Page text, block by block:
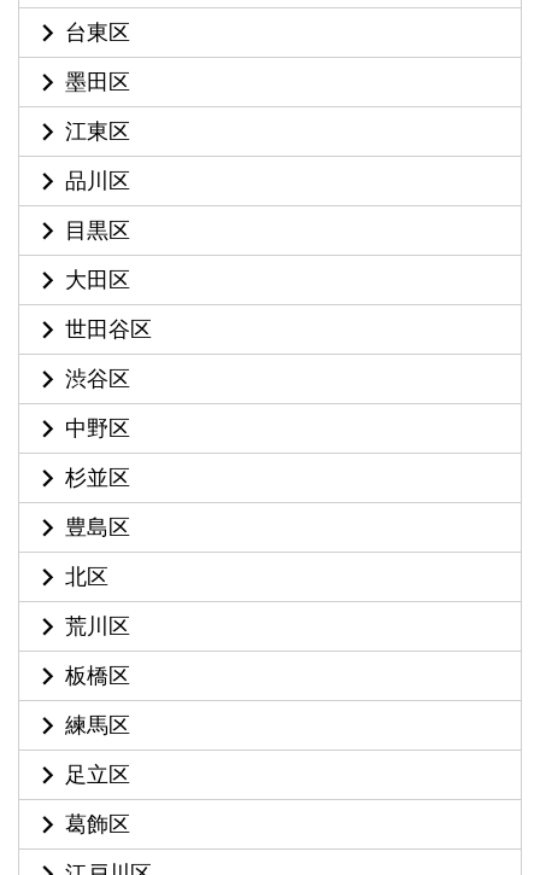
台東区
墨田区
江東区
品川区
目黒区
大田区
世田谷区
渋谷区
中野区
杉並区
豊島区
北区
荒川区
板橋区
練馬区
足立区
葛飾区